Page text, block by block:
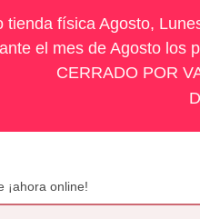
tienda física Agosto,
el mes de Agosto los
CERRADO POR
¡ahora online!